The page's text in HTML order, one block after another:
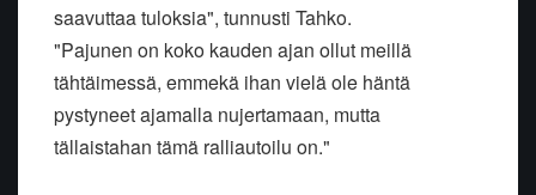
saavuttaa tuloksia", tunnusti Tahko.
"Pajunen on koko kauden ajan ollut meillä
tähtäimessä, emmekä ihan vielä ole häntä
pystyneet ajamalla nujertamaan, mutta
tällaistahan tämä ralliautoilu on."